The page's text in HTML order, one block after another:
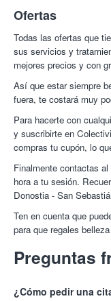
Ofertas
Todas las ofertas que
sus servicios y
mejores precios y con
Así que estar siempre
fuera, te costará muy
Para hacerte con
y suscribirte en
compras tu cupón, lo
Finalmente contactas
hora a tu sesión.
Donostia - San
Ten en cuenta que
para que regales
Preguntas
¿Cómo pedir una